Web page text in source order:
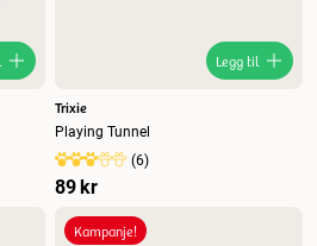
Legg til
Trixie
Playing Tunnel
(6)
89 kr
Kampanje!